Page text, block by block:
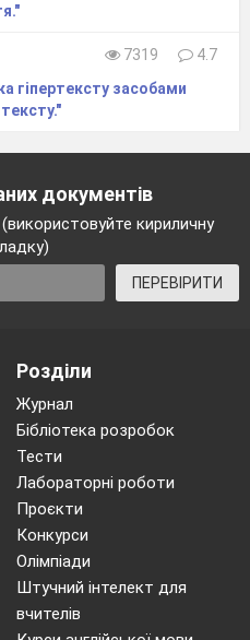
7319
4.7
гіпертексту засобами
документів
кириличну
ПЕРЕВІРИТИ
Розділи
Журнал
Бібліотека розробок
Тести
Лабораторні роботи
Проєкти
Конкурси
Олімпіади
Штучний інтелект для
вчителів